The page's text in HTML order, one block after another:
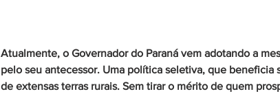
Atualmente, o Governador do Paraná vem adotando a
pelo seu antecessor. Uma política seletiva, que
de extensas terras rurais. Sem tirar o mérito de quem